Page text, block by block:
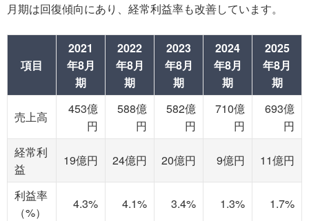
月期は回復傾向にあり、経常利益率も改善しています。
項目
2021
年8月
期
2022
年8月
期
2023
年8月
期
2024
年8月
期
2025
年8月
期
売上高
453億
円
588億
円
582億
円
710億
円
693億
円
経常利
益
19億円 24億円 20億円 9億円 11億円
利益率
（%）
4.3% 4.1% 3.4% 1.3% 1.7%